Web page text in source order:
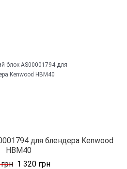
для блендера Kenwood
HBM40
1 320 грн